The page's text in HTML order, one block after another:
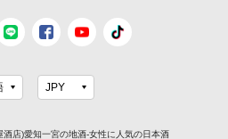
店)愛知一宮の地酒-女性に人気の日本酒